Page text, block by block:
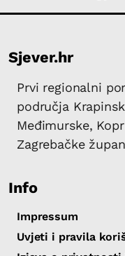
Sjever.hr
Prvi regionalni
područja
Međimurske,
Zagrebačke
Info
Impressum
Uvjeti i pravila